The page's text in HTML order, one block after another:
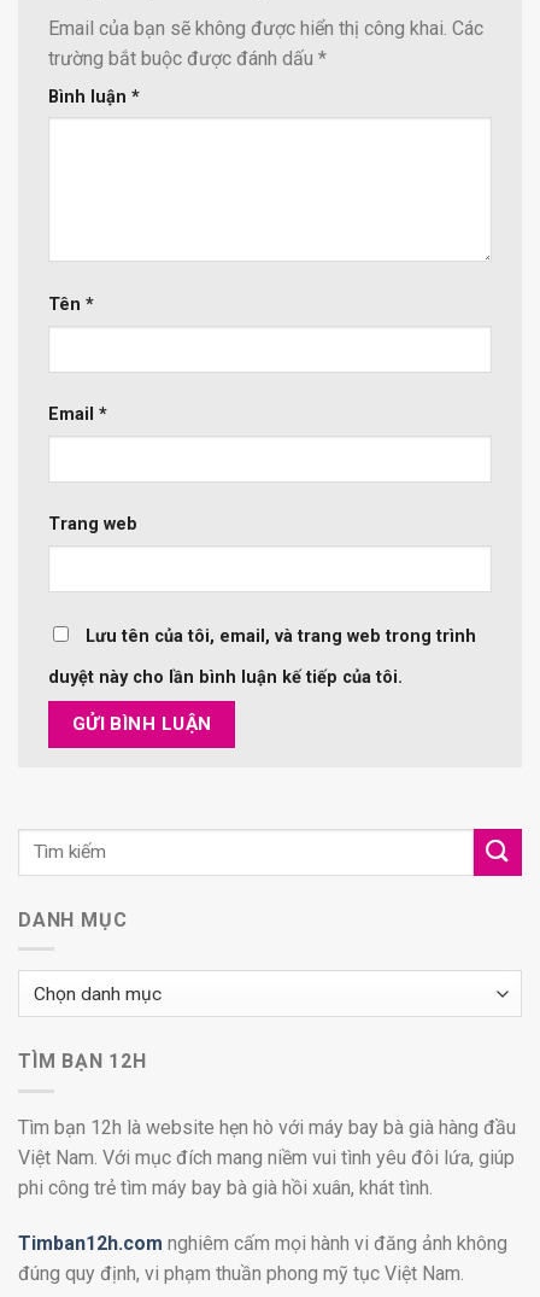
Email của bạn sẽ không được hiển thị công khai. Các
trường bắt buộc được đánh dấu *
Bình luận *
Tên *
Email *
Trang web
Lưu tên của tôi, email, và trang web trong trình
duyệt này cho lần bình luận kế tiếp của tôi.
DANH MỤC
Danh
TÌM BẠN 12H
Tìm bạn 12h là website hẹn hò với máy bay bà già hàng đầu
Việt Nam. Với mục đích mang niềm vui tình yêu đôi lứa, giúp
phi công trẻ tìm máy bay bà già hồi xuân, khát tình.
Timban12h.com nghiêm cấm mọi hành vi đăng ảnh không
đúng quy định, vi phạm thuần phong mỹ tục Việt Nam.